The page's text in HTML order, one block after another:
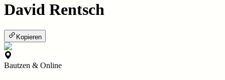
David Rentsch
Kopieren
Bautzen & Online